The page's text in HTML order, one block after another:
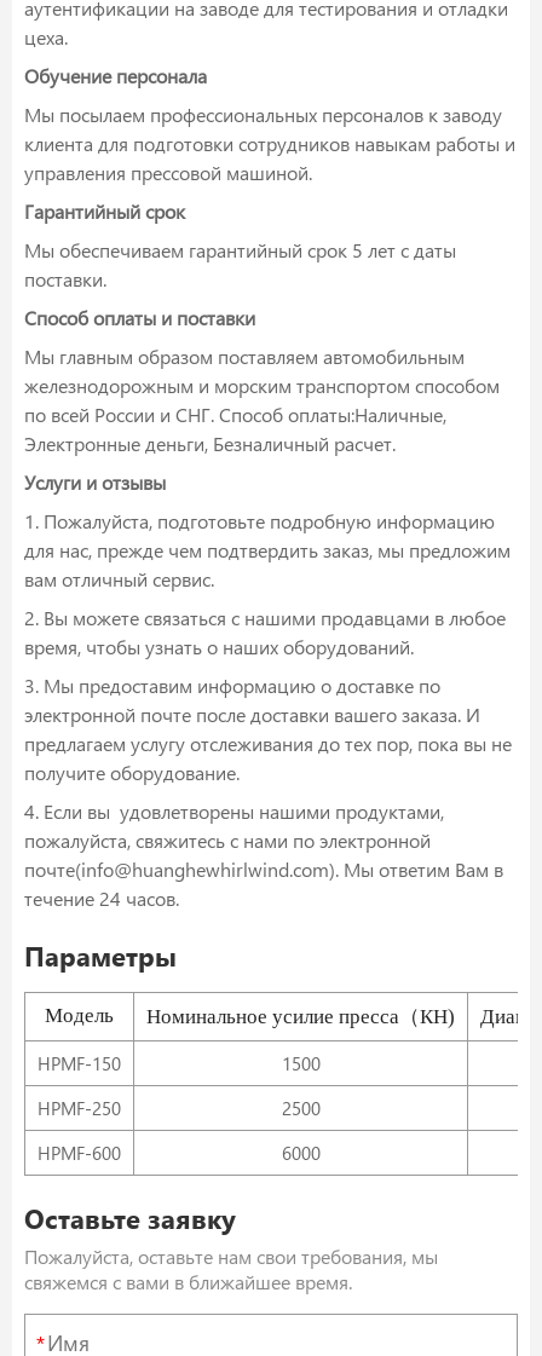
аутентификации на заводе для тестирования и отладки
цеха.
Обучение персонала
Мы посылаем профессиональных персоналов к заводу
клиента для подготовки сотрудников навыкам работы и
управления прессовой машиной.
Гарантийный срок
Мы обеспечиваем гарантийный срок 5 лет с даты
поставки.
Способ оплаты и поставки
Мы главным образом поставляем автомобильным
железнодорожным и морским транспортом способом
по всей России и СНГ. Способ оплаты:Наличные,
Электронные деньги, Безналичный расчет.
Услуги и отзывы
1. Пожалуйста, подготовьте подробную информацию
для нас, прежде чем подтвердить заказ, мы предложим
вам отличный сервис.
2. Вы можете связаться с нашими продавцами в любое
время, чтобы узнать о наших оборудований.
3. Мы предоставим информацию о доставке по
электронной почте после доставки вашего заказа. И
предлагаем услугу отслеживания до тех пор, пока вы не
получите оборудование.
4. Если вы удовлетворены нашими продуктами,
пожалуйста, свяжитесь с нами по электронной
почте(info@huanghewhirlwind.com). Мы ответим Вам в
течение 24 часов.
Параметры
Модель Номинальное усилие пресса（КН)
HPMF-150
1500
HPMF-250
2500
HPMF-600
6000
Оставьте заявку
Пожалуйста, оставьте нам свои требования, мы
свяжемся с вами в ближайшее время.
*